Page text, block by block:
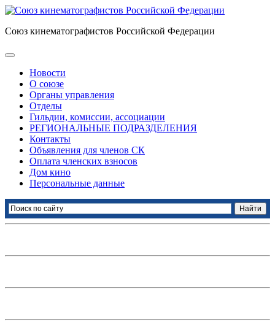
Союз кинематографистов Российской Федерации
Новости
О союзе
Органы управления
Отделы
Гильдии, комиссии, ассоциации
РЕГИОНАЛЬНЫЕ ПОДРАЗДЕЛЕНИЯ
Контакты
Объявления для членов СК
Оплата членских взносов
Дом кино
Персональные данные